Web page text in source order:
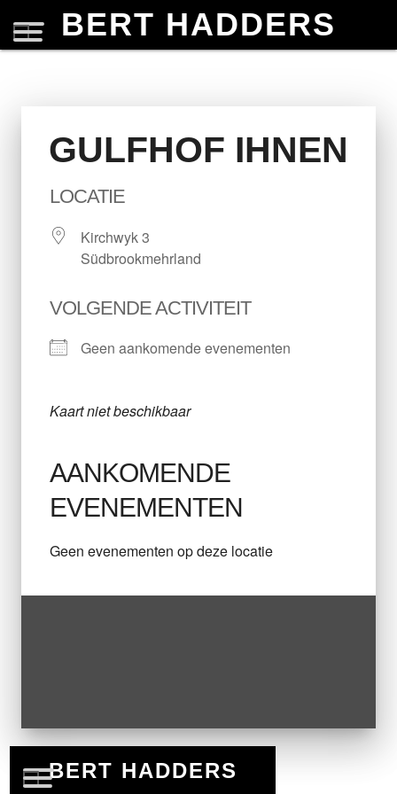
BERT HADDERS
GULFHOF IHNEN
LOCATIE
Kirchwyk 3
Südbrookmehrland
VOLGENDE ACTIVITEIT
Geen aankomende evenementen
Kaart niet beschikbaar
AANKOMENDE
EVENEMENTEN
Geen evenementen op deze locatie